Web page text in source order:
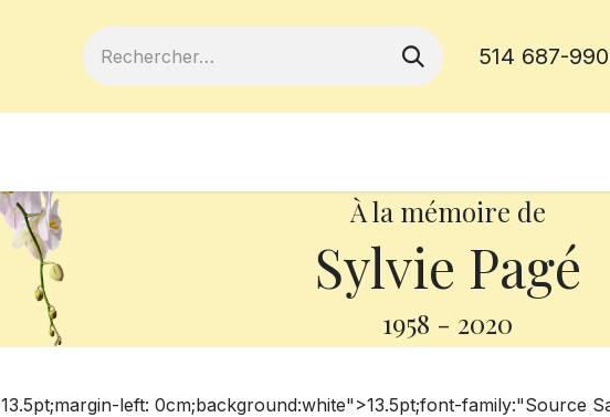
514 687-
À la mémoire de
Sylvie Pagé
1958 - 2020
13.5pt;margin-left: 0cm;background:white">13.5pt;font-family:"Source